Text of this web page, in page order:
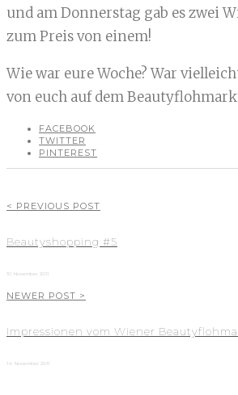
und am Donnerstag gab es zwei
zum Preis von einem!
Wie war eure Woche? War
von euch auf dem
FACEBOOK
TWITTER
PINTEREST
< PREVIOUS POST
Beautyshopping #5
10. November 2011
NEWER POST >
Impressionen vom Wiener
14. November 2011